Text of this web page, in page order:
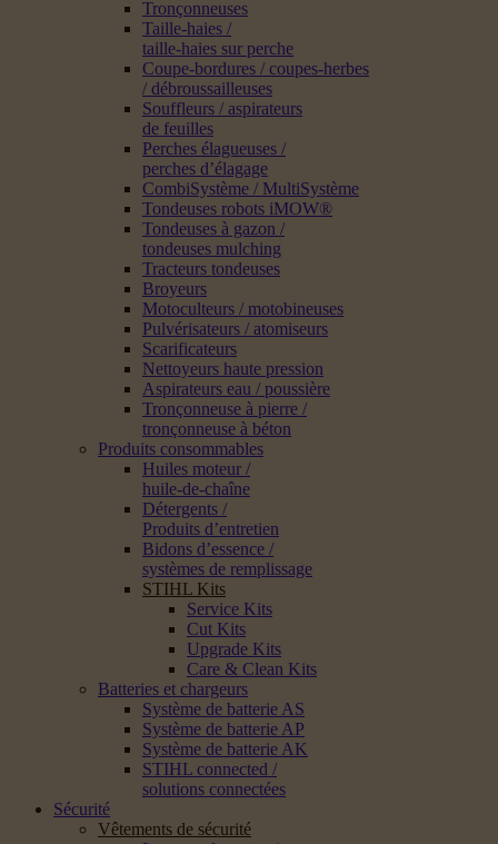
Tronçonneuses
Taille-haies /
taille-haies sur perche
Coupe-bordures / coupes-herbes
/ débroussailleuses
Souffleurs / aspirateurs
de feuilles
Perches élagueuses /
perches d’élagage
CombiSystème / MultiSystème
Tondeuses robots iMOW®
Tondeuses à gazon /
tondeuses mulching
Tracteurs tondeuses
Broyeurs
Motoculteurs / motobineuses
Pulvérisateurs / atomiseurs
Scarificateurs
Nettoyeurs haute pression
Aspirateurs eau / poussière
Tronçonneuse à pierre /
tronçonneuse à béton
Produits consommables
Huiles moteur /
huile-de-chaîne
Détergents /
Produits d’entretien
Bidons d’essence /
systèmes de remplissage
STIHL Kits
Service Kits
Cut Kits
Upgrade Kits
Care & Clean Kits
Batteries et chargeurs
Système de batterie AS
Système de batterie AP
Système de batterie AK
STIHL connected /
solutions connectées
Sécurité
Vêtements de sécurité